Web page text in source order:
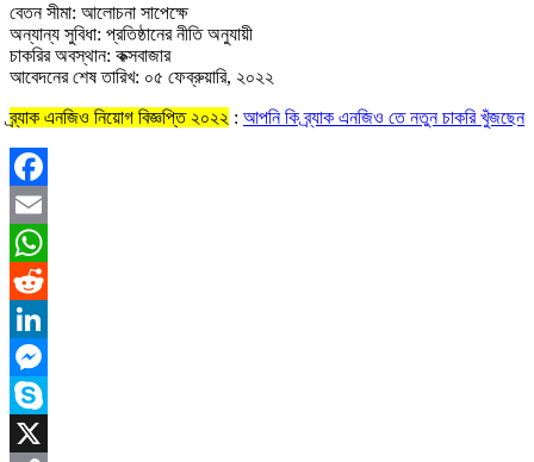
বেতন সীমা: আলোচনা সাপেক্ষে
অন্যান্য সুবিধা: প্রতিষ্ঠানের নীতি অনুযায়ী
চাকরির অবস্থান: কক্সবাজার
আবেদনের শেষ তারিখ: ০৫ ফেব্রুয়ারি, ২০২২
ব্র্যাক এনজিও নিয়োগ বিজ্ঞপ্তি ২০২২ : আপনি কি ব্র্যাক এনজিও তে নতুন চাকরি খুঁজছেন
Facebook
Email
WhatsApp
Reddit
LinkedIn
Messenger
Skype